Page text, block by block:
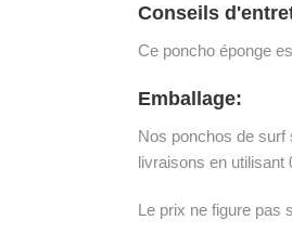
Conseils
Ce poncho éponge
Emballage:
Nos ponchos de surf
livraisons en utilisant
Le prix ne figure pas